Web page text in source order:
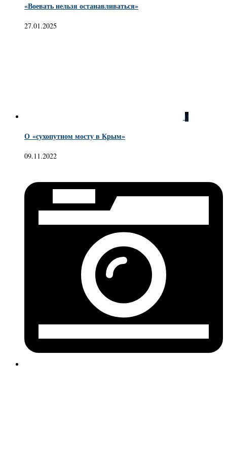
«Воевать нельзя останавливаться»
27.01.2025
0
О «сухопутном мосту в Крым»
09.11.2022